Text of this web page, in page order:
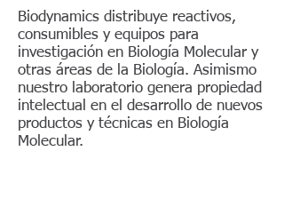
Biodynamics distribuye reactivos,
consumibles y equipos para
investigación en Biología Molecular y
otras áreas de la Biología. Asimismo
nuestro laboratorio genera propiedad
intelectual en el desarrollo de nuevos
productos y técnicas en Biología
Molecular.